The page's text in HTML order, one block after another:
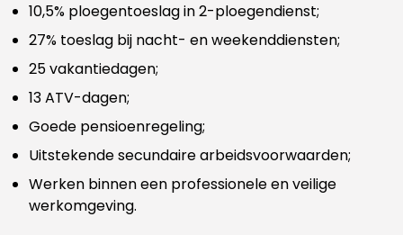
10,5% ploegentoeslag in 2-ploegendienst;
27% toeslag bij nacht- en weekenddiensten;
25 vakantiedagen;
13 ATV-dagen;
Goede pensioenregeling;
Uitstekende secundaire arbeidsvoorwaarden;
Werken binnen een professionele en veilige
werkomgeving.